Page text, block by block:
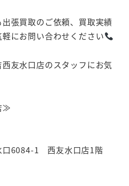
張買取のご依頼、買取実績
にお問い合わせください
友水口店のスタッフにお気
≫
口6084-1 西友水口店1階